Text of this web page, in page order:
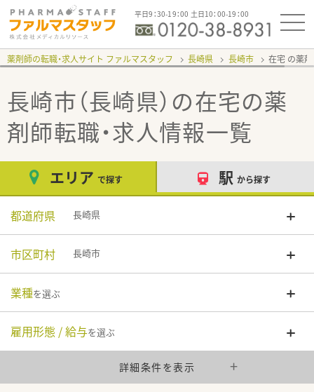
平日9：30-19：00 土日10：00-19：00
薬剤師の転職・求人サイト ファルマスタッフ 長崎県 長崎市 在宅
長崎市（長崎県）の在宅の薬
剤師転職・求人情報一覧
エリア で探す 駅 から探す
都道府県 長崎県
市区町村 長崎市
業種を選ぶ
雇用形態 / 給与を選ぶ
詳細条件を表示